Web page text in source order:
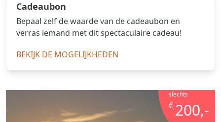
Cadeaubon
Bepaal zelf de waarde van de cadeaubon en
verras iemand met dit spectaculaire cadeau!
BEKIJK DE MOGELIJKHEDEN
slechts
€ 200,-